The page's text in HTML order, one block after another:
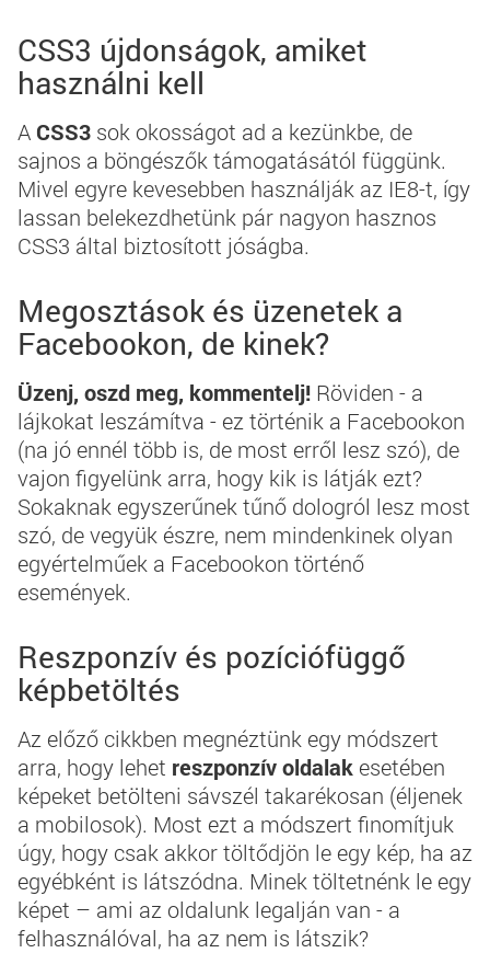
CSS3 újdonságok, amiket
használni kell
A CSS3 sok okosságot ad a kezünkbe, de
sajnos a böngészők támogatásától függünk.
Mivel egyre kevesebben használják az IE8-t, így
lassan belekezdhetünk pár nagyon hasznos
CSS3 által biztosított jóságba.
Megosztások és üzenetek a
Facebookon, de kinek?
Üzenj, oszd meg, kommentelj! Röviden - a
lájkokat leszámítva - ez történik a Facebookon
(na jó ennél több is, de most erről lesz szó), de
vajon figyelünk arra, hogy kik is látják ezt?
Sokaknak egyszerűnek tűnő dologról lesz most
szó, de vegyük észre, nem mindenkinek olyan
egyértelműek a Facebookon történő
események.
Reszponzív és pozíciófüggő
képbetöltés
Az előző cikkben megnéztünk egy módszert
arra, hogy lehet reszponzív oldalak esetében
képeket betölteni sávszél takarékosan (éljenek
a mobilosok). Most ezt a módszert finomítjuk
úgy, hogy csak akkor töltődjön le egy kép, ha az
egyébként is látszódna. Minek töltetnénk le egy
képet – ami az oldalunk legalján van - a
felhasználóval, ha az nem is látszik?